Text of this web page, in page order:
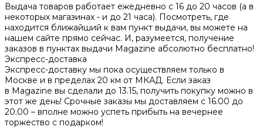
Выдача товаров работает ежедневно с 16 до 20 часов (а в
некоторых магазинах - и до 21 часа). Посмотреть, где
находится ближайший к вам пункт выдачи, вы можете на
нашем сайте прямо сейчас. И, разумеется, получение
заказов в пунктах выдачи Magazine абсолютно бесплатно!
Экспресс-доставка
Экспресс-доставку мы пока осуществляем только в
Москве и в пределах 20 км от МКАД. Если заказ
в Magazine вы сделали до 13.15, получить покупку можно в
этот же день! Срочные заказы мы доставляем с 16.00 до
20.00 – вполне можно успеть прибыть на вечернее
торжество с подарком!